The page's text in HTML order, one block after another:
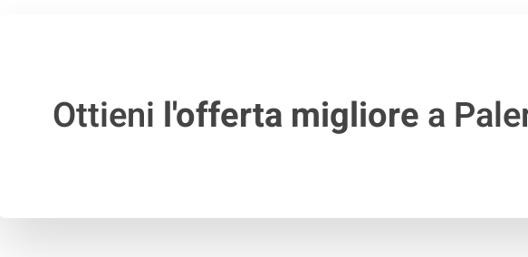
Ottieni l'offerta migliorea